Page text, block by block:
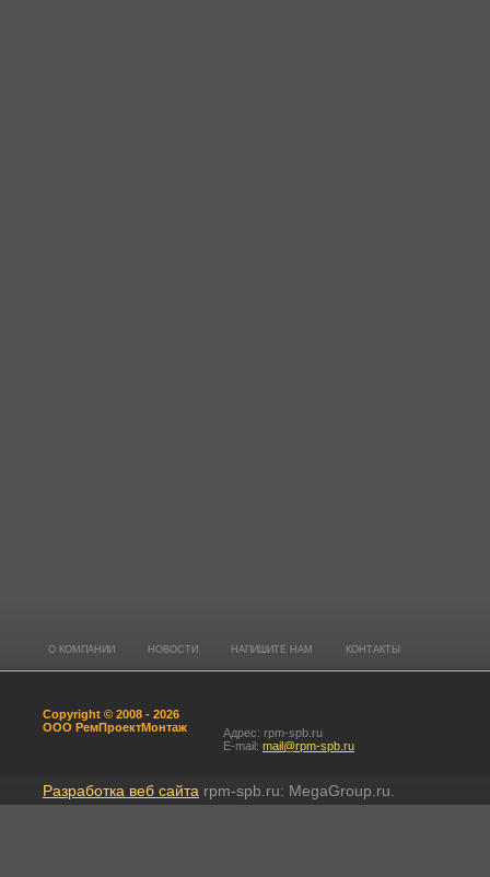
О КОМПАНИИ НОВОСТИ НАПИШИТЕ НАМ КОНТАКТЫ
Copyright © 2008 - 2026
ООО РемПроектМонтаж
Разработка веб сайта rpm-spb.ru: MegaGroup.ru.
Адрес: rpm-spb.ru
E-mail: mail@rpm-spb.ru